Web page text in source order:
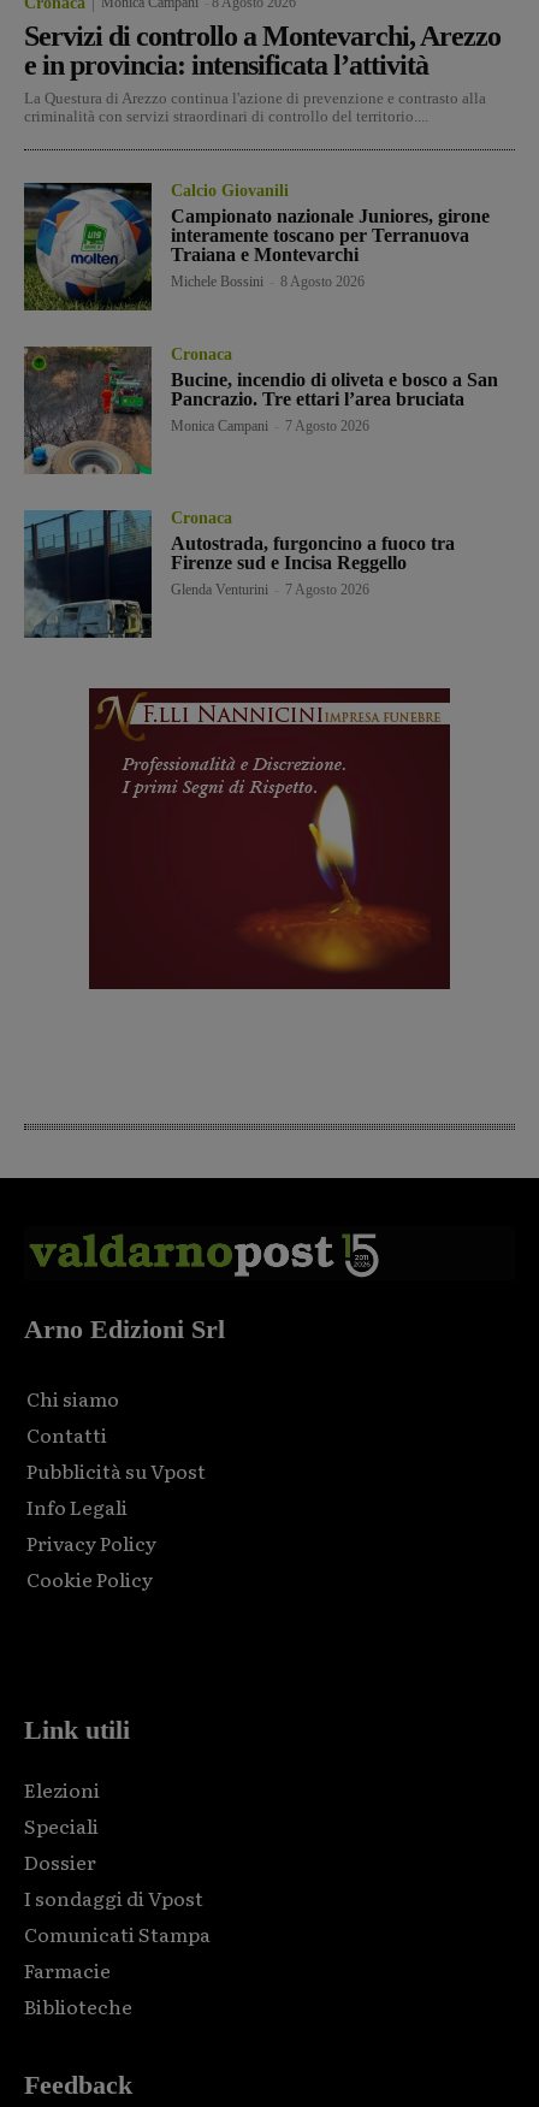
Servizi di controllo a Montevarchi, Arezzo
e in provincia: intensificata l’attività
La Questura di Arezzo continua l'azione di prevenzione e contrasto alla
criminalità con servizi straordinari di controllo del territorio....
Calcio Giovanili
Campionato nazionale Juniores, girone
interamente toscano per Terranuova
Traiana e Montevarchi
Michele Bossini 8 Agosto 2026
Cronaca
Bucine, incendio di oliveta e bosco a San
Pancrazio. Tre ettari l’area bruciata
Monica Campani 7 Agosto 2026
Cronaca
Autostrada, furgoncino a fuoco tra
Firenze sud e Incisa Reggello
Glenda Venturini 7 Agosto 2026
Arno Edizioni Srl
Chi siamo
Contatti
Pubblicità su Vpost
Info Legali
Privacy Policy
Cookie Policy
Link utili
Elezioni
Speciali
Dossier
I sondaggi di Vpost
Comunicati Stampa
Farmacie
Biblioteche
Feedback